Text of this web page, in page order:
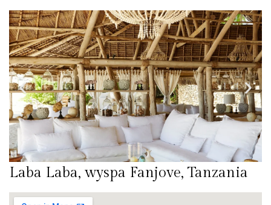
Laba Laba, wyspa Fanjove, Tanzania